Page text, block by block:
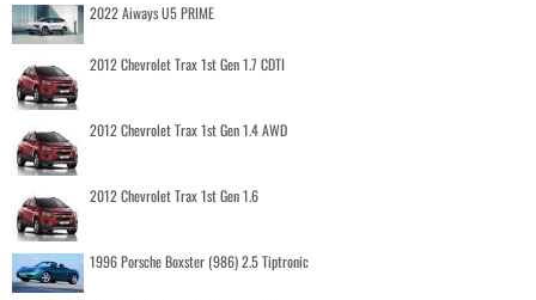
2022 Aiways U5 PRIME
2012 Chevrolet Trax 1st Gen 1.7 CDTI
2012 Chevrolet Trax 1st Gen 1.4 AWD
2012 Chevrolet Trax 1st Gen 1.6
1996 Porsche Boxster (986) 2.5 Tiptronic